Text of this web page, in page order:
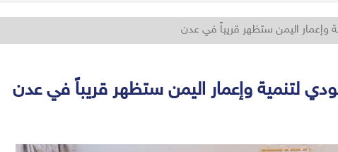
وإعمار اليمن ستظهر قريباً في عدن
لتنمية وإعمار اليمن ستظهر قريباً في عدن